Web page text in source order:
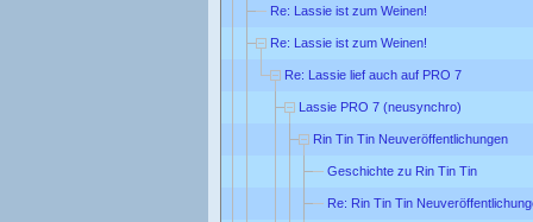
Re: Lassie ist zum Weinen!
Re: Lassie ist zum Weinen!
Re: Lassie lief auch auf PRO 7
Lassie PRO 7 (neusynchro)
Rin Tin Tin Neuveröffentlichungen
Geschichte zu Rin Tin Tin
Re: Rin Tin Tin